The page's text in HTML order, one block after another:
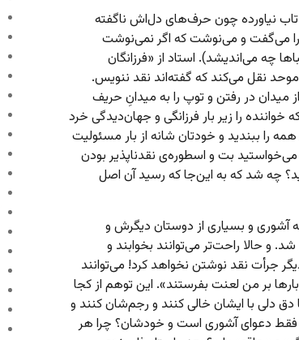
نیاورده چون حرف‌های دل‌اش ناگفته
را می‌گفت و می‌نوشت که اگر نمی‌نوشت
چه می‌اندیشد). استاد از «فرزانگان
نقل می‌کند که گفته‌اند نقد ننویس.
در رفتن و توپ را به میدانِ حریف
را زیر بار فرزانگی و جهان‌دیدگی خرد
را ببندید و خودتان شانه از بار مسئولیت
بت و اسطوره‌ی نقدناپذیر بودن
چه شد که به این‌جا که رسید آن اصل
آشوری و بسیاری از دوستان دیگرش و
و حالا راحت‌تر می‌توانند بخوابند و
جرأت نقد نوشتن نخواهد کرد! می‌توانند
بر من لعنت بفرستند». این توهم از کجا
دق دلی با ایشان خالی کنند و رجم‌شان کنند و
فقط دعوای آشوری است و خودشان؟ چرا هر